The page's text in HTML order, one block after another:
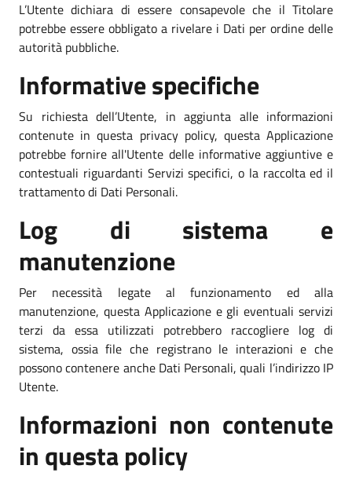
L’Utente dichiara di essere consapevole che il Titolare
potrebbe essere obbligato a rivelare i Dati per ordine delle
autorità pubbliche.
Informative specifiche
Su richiesta dell’Utente, in aggiunta alle informazioni
contenute in questa privacy policy, questa Applicazione
potrebbe fornire all'Utente delle informative aggiuntive e
contestuali riguardanti Servizi specifici, o la raccolta ed il
trattamento di Dati Personali.
Log di sistema e
manutenzione
Per necessità legate al funzionamento ed alla
manutenzione, questa Applicazione e gli eventuali servizi
terzi da essa utilizzati potrebbero raccogliere log di
sistema, ossia file che registrano le interazioni e che
possono contenere anche Dati Personali, quali l’indirizzo IP
Utente.
Informazioni non contenute
in questa policy